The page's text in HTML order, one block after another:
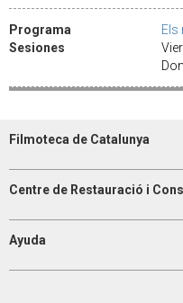
Programa
Els
Sesiones
Filmoteca de Catalunya
Centre de Restauració i
Ayuda